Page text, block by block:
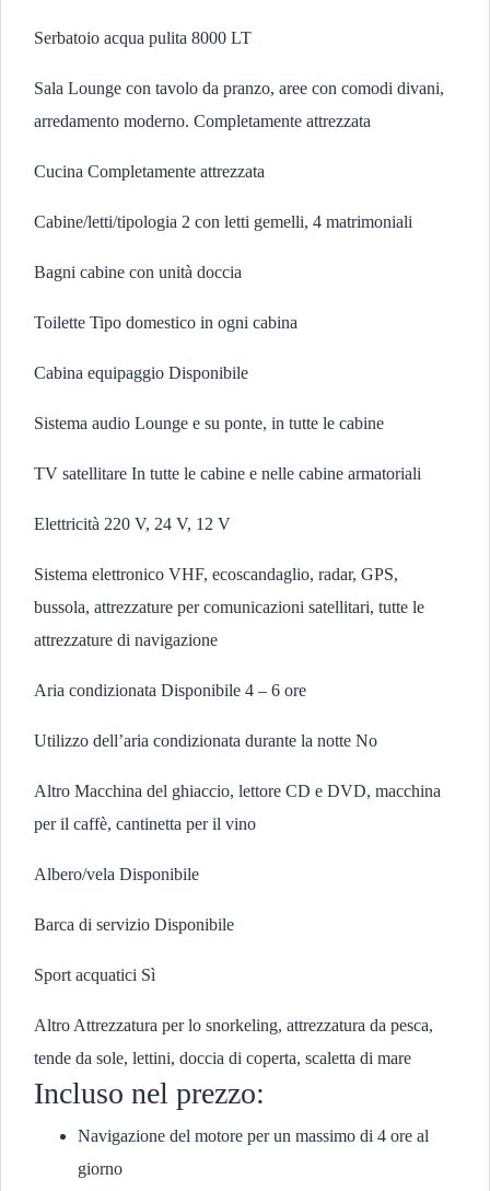
Serbatoio acqua pulita 8000 LT
Sala Lounge con tavolo da pranzo, aree con comodi divani,
arredamento moderno. Completamente attrezzata
Cucina Completamente attrezzata
Cabine/letti/tipologia 2 con letti gemelli, 4 matrimoniali
Bagni cabine con unità doccia
Toilette Tipo domestico in ogni cabina
Cabina equipaggio Disponibile
Sistema audio Lounge e su ponte, in tutte le cabine
TV satellitare In tutte le cabine e nelle cabine armatoriali
Elettricità 220 V, 24 V, 12 V
Sistema elettronico VHF, ecoscandaglio, radar, GPS,
bussola, attrezzature per comunicazioni satellitari, tutte le
attrezzature di navigazione
Aria condizionata Disponibile 4 – 6 ore
Utilizzo dell’aria condizionata durante la notte No
Altro Macchina del ghiaccio, lettore CD e DVD, macchina
per il caffè, cantinetta per il vino
Albero/vela Disponibile
Barca di servizio Disponibile
Sport acquatici Sì
Altro Attrezzatura per lo snorkeling, attrezzatura da pesca,
tende da sole, lettini, doccia di coperta, scaletta di mare
Incluso nel prezzo:
Navigazione del motore per un massimo di 4 ore al
giorno